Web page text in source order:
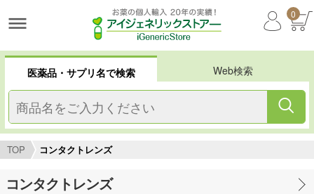
0
医薬品・サプリ名で検索 Web検索
TOP コンタクトレンズ
コンタクトレンズ